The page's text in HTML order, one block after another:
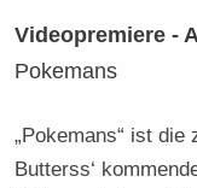
Videopremiere -
Pokemans
„Pokemans“ ist die
Butterss‘